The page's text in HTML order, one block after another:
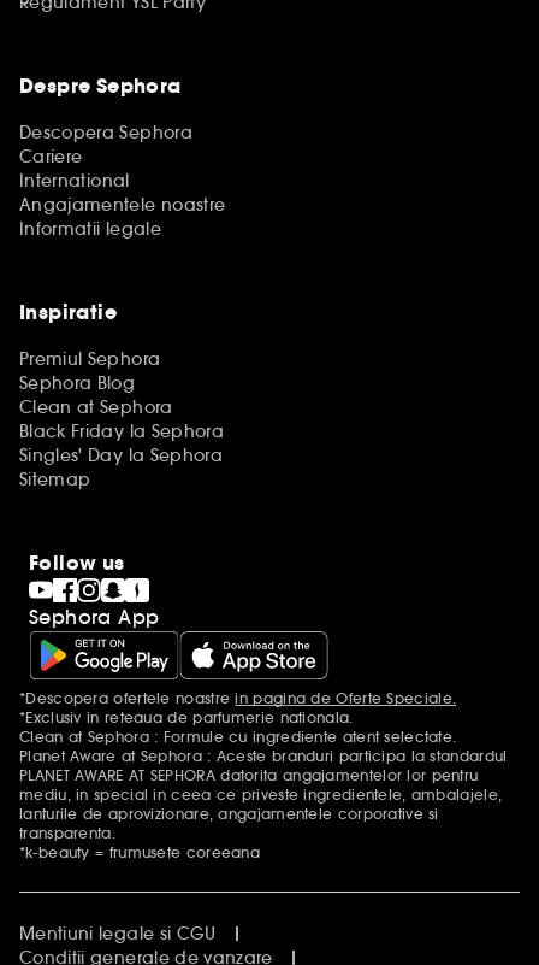
Despre Sephora
Descopera Sephora
Cariere
International
Angajamentele noastre
Informatii legale
Inspiratie
Premiul Sephora
Sephora Blog
Clean at Sephora
Black Friday la Sephora
Singles' Day la Sephora
Sitemap
Follow us
Sephora App
Mentiuni aditionale
*Descopera ofertele noastrein pagina de Oferte Speciale.
*Exclusiv in reteaua de parfumerie nationala.
Clean at Sephora : Formule cu ingrediente atent selectate.
Planet Aware at Sephora : Aceste branduri participa la standardul
PLANET AWARE AT SEPHORA datorita angajamentelor lor pentru
mediu, in special in ceea ce priveste ingredientele, ambalajele,
lanturile de aprovizionare, angajamentele corporative si
transparenta.
*k-beauty = frumusete coreeana
Mentiuni legale si CGU
Conditii generale de vanzare